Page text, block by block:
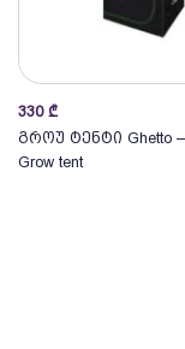
330 ₾
გროუ ტენტი Ghetto –
Grow tent